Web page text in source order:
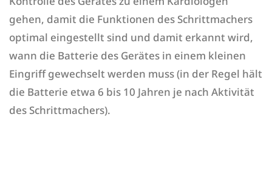
gehen, damit die Funktionen des Schrittmachers
optimal eingestellt sind und damit erkannt wird,
wann die Batterie des Gerätes in einem kleinen
Eingriff gewechselt werden muss (in der Regel hält
die Batterie etwa 6 bis 10 Jahren je nach Aktivität
des Schrittmachers).